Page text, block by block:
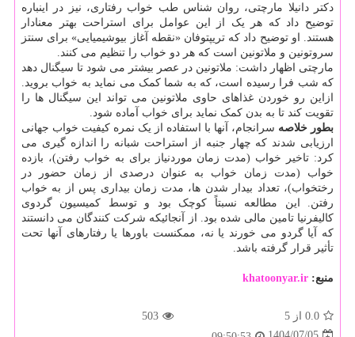
دکتر دانیلا مارچتی، روان شناس طب خواب رفتاری، نیز در اینباره
توضیح داد که هر یک از این عوامل برای استراحت بهتر معنادار
هستند. او توضیح داد که تریپتوفان «نقطه آغاز بیوشیمیایی» برای سنتز
سروتونین و ملاتونین است که هر دو خواب را تنظیم می کنند.
مارچتی اظهار داشت: ملاتونین در عصر بیشتر می شود تا سیگنال دهد
که شب فرا رسیده است، که به شما کمک می نماید به خواب بروید.
ازاین رو خوردن غذاهای حاوی ملاتونین می تواند این سیگنال ها را
تقویت کند تا به بدن کمک نماید برای خواب آماده شود.
بطور خلاصه سرانجام، آنها با استفاده از یک نمره کیفیت خواب جهانی
ارزیابی شدند که چهار جنبه از استراحت شبانه را اندازه گیری می
کرد: تاخیر خواب (مدت زمان موردنیاز برای به خواب رفتن)، بازده
خواب (مدت زمان خواب به عنوان درصدی از زمان حضور در
رختخواب)، تعداد بیدار شدن ها، مدت زمان بیداری پس از به خواب
رفتن. این مطالعه نسبتاً کوچک بود و توسط کمیسیون گردوی
کالیفرنیا تامین مالی شده بود. از آنجائیکه شرکت کنندگان می دانستند
که آیا گردو می خورند یا نه، ممکنست باورها یا رفتارهای آنها تحت
تأثیر قرار گرفته باشد.
منبع: khatoonyar.ir
0.0 از 5
503